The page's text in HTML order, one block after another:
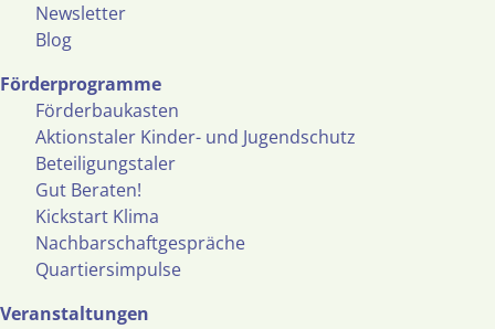
Newsletter
Blog
Förderprogramme
Förderbaukasten
Aktionstaler Kinder- und Jugendschutz
Beteiligungstaler
Gut Beraten!
Kickstart Klima
Nachbarschaftgespräche
Quartiersimpulse
Veranstaltungen